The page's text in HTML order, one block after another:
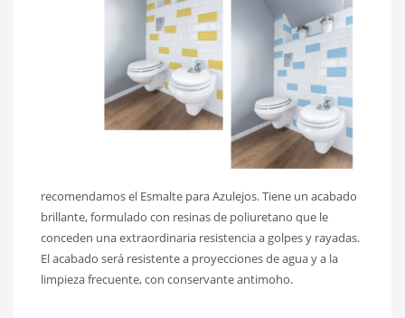
recomendamos el Esmalte para Azulejos. Tiene un acabado
brillante, formulado con resinas de poliuretano que le
conceden una extraordinaria resistencia a golpes y rayadas.
El acabado será resistente a proyecciones de agua y a la
limpieza frecuente, con conservante antimoho.